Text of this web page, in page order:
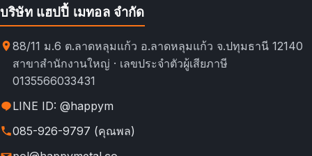
บริษัท แฮปปี้ เมทอล จำกัด
88/11 ม.6 ต.ลาดหลุมแก้ว อ.ลาดหลุมแก้ว จ.ปทุมธานี 12140
สาขาสำนักงานใหญ่ · เลขประจำตัวผู้เสียภาษี
0135566033431
LINE ID: @happym
085-926-9797 (คุณพล)